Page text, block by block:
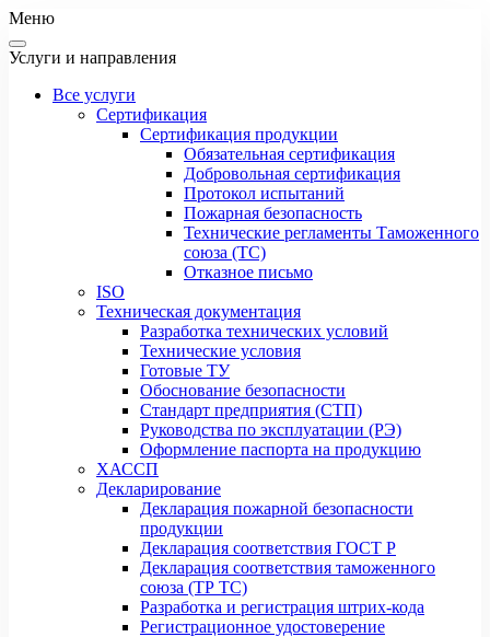
Меню
Услуги и направления
Все услуги
Сертификация
Сертификация продукции
Обязательная сертификация
Добровольная сертификация
Протокол испытаний
Пожарная безопасность
Технические регламенты Таможенного
союза (ТС)
Отказное письмо
ISO
Техническая документация
Разработка технических условий
Технические условия
Готовые ТУ
Обоснование безопасности
Стандарт предприятия (СТП)
Руководства по эксплуатации (РЭ)
Оформление паспорта на продукцию
ХАССП
Декларирование
Декларация пожарной безопасности
продукции
Декларация соответствия ГОСТ Р
Декларация соответствия таможенного
союза (ТР ТС)
Разработка и регистрация штрих-кода
Регистрационное удостоверение